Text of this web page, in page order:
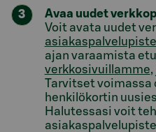
Avaa uudet
Voit avata uudet
ajan varaamista
verkkosivuillamme
Tarvitset voimassa
henkilökortin
Halutessasi voit